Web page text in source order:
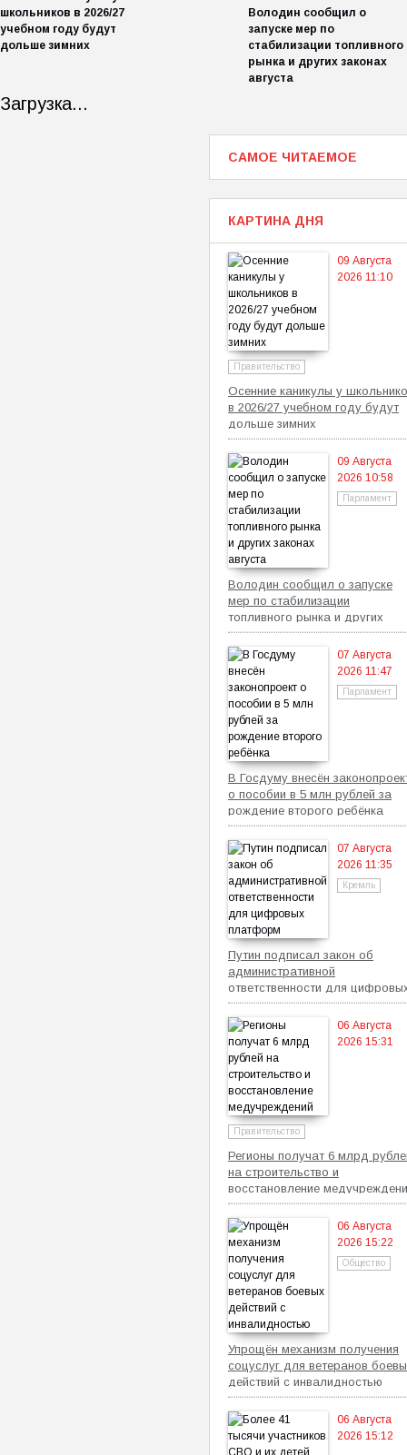
школьников в 2026/27
учебном году будут
дольше зимних
Володин сообщил о
запуске мер по
стабилизации топливного
рынка и других законах
августа
Загрузка...
САМОЕ ЧИТАЕМОЕ
КАРТИНА ДНЯ
09 Августа
2026 11:10
Правительство
Осенние каникулы у
в 2026/27 учебном году будут
дольше зимних
09 Августа
2026 10:58
Парламент
Володин сообщил о запуске
мер по стабилизации
топливного рынка и других
законах августа
07 Августа
2026 11:47
Парламент
В Госдуму внесён
о пособии в 5 млн рублей за
рождение второго ребёнка
07 Августа
2026 11:35
Кремль
Путин подписал закон об
административной
ответственности для
платформ
06 Августа
2026 15:31
Правительство
Регионы получат 6 млрд
на строительство и
восстановление
06 Августа
2026 15:22
Общество
Упрощён механизм получения
соцуслуг для ветеранов
действий с инвалидностью
06 Августа
2026 15:12